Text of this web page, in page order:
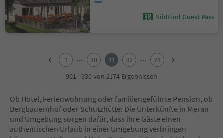
Südtirol Guest Pass
10
1 ... 30 31 32 ...
73
901 - 930 von 2174 Ergebnissen
Ob Hotel, Ferienwohnung oder familiengeführte Pension, ob
Bergbauernhof oder Schutzhütte: Die Unterkünfte in Meran
und Umgebung sorgen dafür, dass ihre Gäste einen
authentischen Urlaub in einer Umgebung verbringen